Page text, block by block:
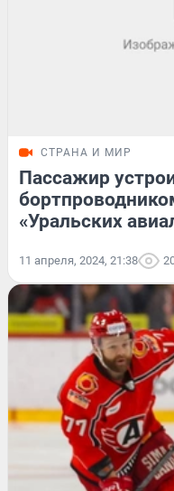
СТРАНА И МИР
Пассажир
«Уральских
11 апреля, 2024, 21:38